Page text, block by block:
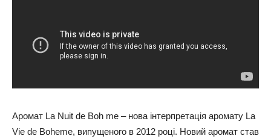
Аромат La Nuit de Boh me – нова інтерпретація аромату La
Vie de Boheme, випущеного в 2012 році. Новий аромат став